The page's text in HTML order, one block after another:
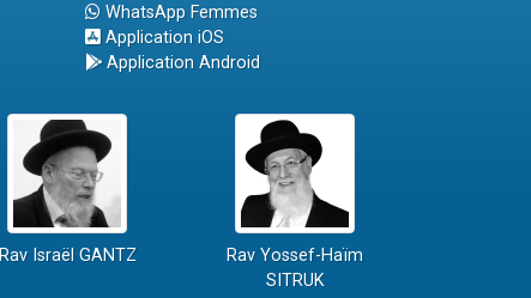
WhatsApp Femmes
Application iOS
Application Android
Rav Israël GANTZ
Rav Yossef-Haïm
SITRUK